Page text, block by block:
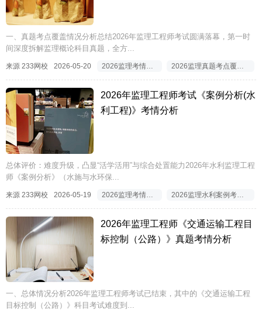
一、真题考点覆盖情况分析总结2026年监理工程师考试圆满落幕，第一时
间深度拆解监理概论科目真题，全方...
来源 233网校 2026-05-20 2026监理考情分析 2026监理真题考点覆盖情况
2026年监理工程师考试《案例分析(水
利工程)》考情分析
总体评价：难度升级，凸显“活学活用”与综合处置能力2026年水利监理工程
师《案例分析》（水施与水环保...
来源 233网校 2026-05-19 2026监理水利案例考情分析
2026年监理工程师《交通运输工程目
标控制（公路）》真题考情分析
一、总体情况分析2026年监理工程师考试已结束，其中的《交通运输工程
目标控制（公路）》科目考试难度到...